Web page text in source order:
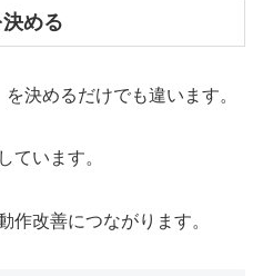
める
決めるだけでも違います。
ています。
作改善につながります。